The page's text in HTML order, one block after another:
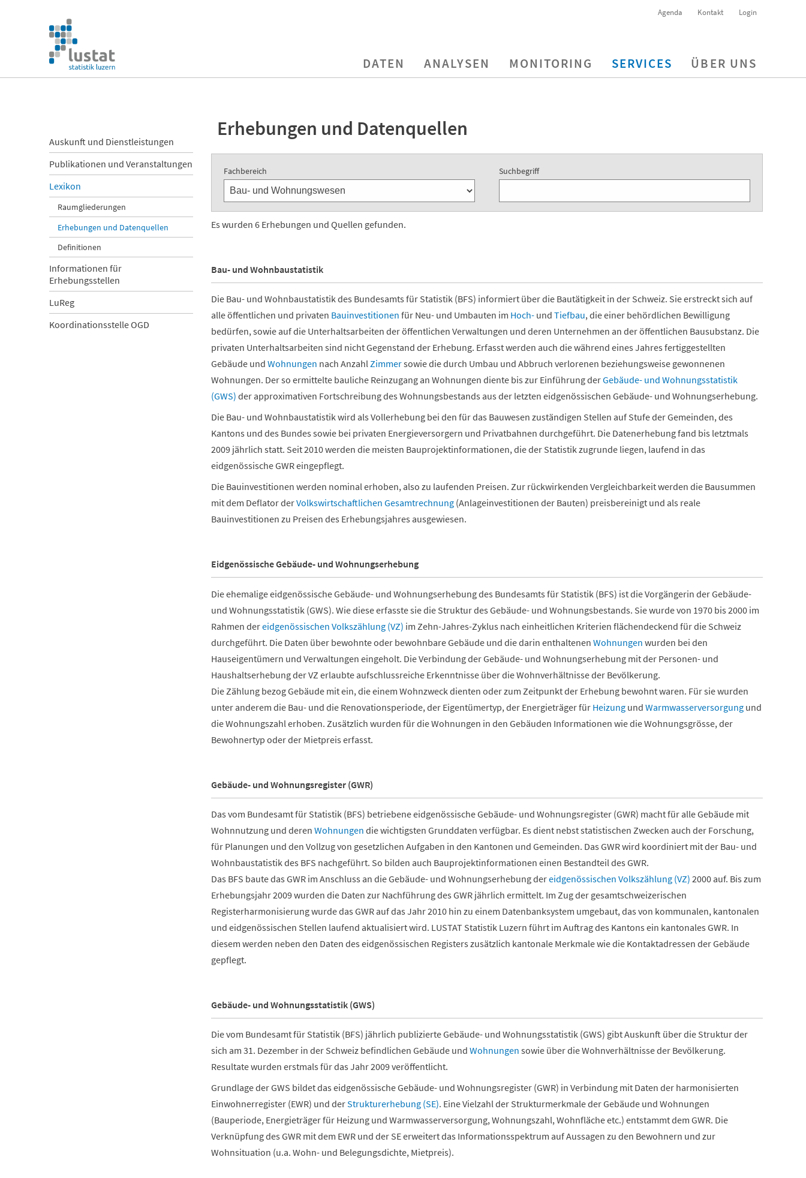
überspringen
Agenda Kontakt Login
Navigation
überspringen
DATEN ANALYSEN MONITORING SERVICES ÜBER UNS
Erhebungen und Datenquellen
Fachbereich Suchbegriff
Es wurden 6 Erhebungen und Quellen gefunden.
Bau- und Wohnbaustatistik
Die Bau- und Wohnbaustatistik des Bundesamts für Statistik (BFS) informiert über die Bautätigkeit in der Schweiz. Sie erstreckt sich auf
alle öffentlichen und privaten Bauinvestitionen für Neu- und Umbauten im Hoch- und Tiefbau, die einer behördlichen Bewilligung
bedürfen, sowie auf die Unterhaltsarbeiten der öffentlichen Verwaltungen und deren Unternehmen an der öffentlichen Bausubstanz. Die
privaten Unterhaltsarbeiten sind nicht Gegenstand der Erhebung. Erfasst werden auch die während eines Jahres fertiggestellten
Gebäude und Wohnungen nach AnzahlZimmersowie die durch Umbau und Abbruch verlorenen beziehungsweise gewonnenen
Wohnungen. Der so ermittelte bauliche Reinzugang an Wohnungen diente bis zur Einführung derGebäude- und Wohnungsstatistik
(GWS) der approximativen Fortschreibung des Wohnungsbestands aus der letzten eidgenössischen Gebäude- und Wohnungserhebung.
Die Bau- und Wohnbaustatistik wird als Vollerhebung bei den für das Bauwesen zuständigen Stellen auf Stufe der Gemeinden, des
Kantons und des Bundes sowie bei privaten Energieversorgern und Privatbahnen durchgeführt. Die Datenerhebung fand bis letztmals
2009 jährlich statt. Seit 2010 werden die meisten Bauprojektinformationen, die der Statistik zugrunde liegen, laufend in das
eidgenössische GWR eingepflegt.
Die Bauinvestitionen werden nominal erhoben, also zu laufenden Preisen. Zur rückwirkenden Vergleichbarkeit werden die Bausummen
mit dem Deflator derVolkswirtschaftlichen Gesamtrechnung (Anlageinvestitionen der Bauten) preisbereinigt und als reale
Bauinvestitionen zu Preisen des Erhebungsjahres ausgewiesen.
Eidgenössische Gebäude- und Wohnungserhebung
Die ehemalige eidgenössische Gebäude- und Wohnungserhebung des Bundesamts für Statistik (BFS) ist die Vorgängerin der Gebäude-
und Wohnungsstatistik (GWS). Wie diese erfasste sie die Struktur des Gebäude- und Wohnungsbestands. Sie wurde von 1970 bis 2000 im
Rahmen dereidgenössischen Volkszählung (VZ) im Zehn-Jahres-Zyklus nach einheitlichen Kriterien flächendeckend für die Schweiz
durchgeführt. Die Daten über bewohnte oder bewohnbare Gebäude und die darin enthaltenen Wohnungen wurden bei den
Hauseigentümern und Verwaltungen eingeholt. Die Verbindung der Gebäude- und Wohnungserhebung mit der Personen- und
Haushaltserhebung der VZ erlaubte aufschlussreiche Erkenntnisse über die Wohnverhältnisse der Bevölkerung.
Die Zählung bezog Gebäude mit ein, die einem Wohnzweck dienten oder zum Zeitpunkt der Erhebung bewohnt waren. Für sie wurden
unter anderem die Bau- und die Renovationsperiode, der Eigentümertyp, der Energieträger für Heizung und Warmwasserversorgung und
die Wohnungszahl erhoben. Zusätzlich wurden für die Wohnungen in den Gebäuden Informationen wie die Wohnungsgrösse, der
Bewohnertyp oder der Mietpreis erfasst.
Gebäude- und Wohnungsregister (GWR)
Das vom Bundesamt für Statistik (BFS) betriebene eidgenössische Gebäude- und Wohnungsregister (GWR) macht für alle Gebäude mit
Wohnnutzung und deren Wohnungen die wichtigsten Grunddaten verfügbar. Es dient nebst statistischen Zwecken auch der Forschung,
für Planungen und den Vollzug von gesetzlichen Aufgaben in den Kantonen und Gemeinden. Das GWR wird koordiniert mit der Bau- und
Wohnbaustatistik des BFS nachgeführt. So bilden auch Bauprojektinformationen einen Bestandteil des GWR.
Das BFS baute das GWR im Anschluss an die Gebäude- und Wohnungserhebung dereidgenössischen Volkszählung (VZ) 2000 auf. Bis zum
Erhebungsjahr 2009 wurden die Daten zur Nachführung des GWR jährlich ermittelt. Im Zug der gesamtschweizerischen
Registerharmonisierung wurde das GWR auf das Jahr 2010 hin zu einem Datenbanksystem umgebaut, das von kommunalen, kantonalen
und eidgenössischen Stellen laufend aktualisiert wird. LUSTAT Statistik Luzern führt im Auftrag des Kantons ein kantonales GWR. In
diesem werden neben den Daten des eidgenössischen Registers zusätzlich kantonale Merkmale wie die Kontaktadressen der Gebäude
gepflegt.
Gebäude- und Wohnungsstatistik (GWS)
Die vom Bundesamt für Statistik (BFS) jährlich publizierte Gebäude- und Wohnungsstatistik (GWS) gibt Auskunft über die Struktur der
sich am 31. Dezember in der Schweiz befindlichen Gebäude und Wohnungen sowie über die Wohnverhältnisse der Bevölkerung.
Resultate wurden erstmals für das Jahr 2009 veröffentlicht.
Grundlage der GWS bildet das eidgenössische Gebäude- und Wohnungsregister (GWR) in Verbindung mit Daten der harmonisierten
Einwohnerregister (EWR) und derStrukturerhebung (SE). Eine Vielzahl der Strukturmerkmale der Gebäude und Wohnungen
(Bauperiode, Energieträger für Heizung und Warmwasserversorgung, Wohnungszahl, Wohnfläche etc.) entstammt dem GWR. Die
Verknüpfung des GWR mit dem EWR und der SE erweitert das Informationsspektrum auf Aussagen zu den Bewohnern und zur
Wohnsituation (u.a. Wohn- und Belegungsdichte, Mietpreis).
Navigation
überspringen
Auskunft und Dienstleistungen
Publikationen und Veranstaltungen
Lexikon
Raumgliederungen
Erhebungen und Datenquellen
Definitionen
Informationen für
Erhebungsstellen
LuReg
Koordinationsstelle OGD